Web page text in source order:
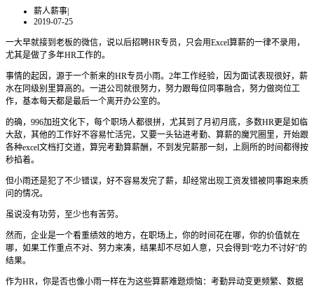
薪人薪事|
2019-07-25
一大早就接到老板的微信，说以后招聘HR专员，只会用Excel算薪的一律不录用，
尤其是做了多年HR工作的。
事情的起因，源于一个新来的HR专员小雨。2年工作经验，因为面试表现很好，薪
水在同级别里算高的。一进公司就很努力，努力跟每位同事融合，努力做岗位工
作，基本每天都是最后一个离开办公室的。
的确，996加班文化下，每个职场人都很拼，尤其到了月初月底，多数HR更是如临
大敌，其他的工作好不容易忙活完，又要一头钻进考勤、算薪的魔咒圈里，开始跟
各种excel文档打交道，算完考勤算薪酬，不到发完薪那一刻，上厕所的时间都得按
秒掐着。
但小雨还是犯了不少错误，好不容易发完了薪，却经常出现工资发错被同事跑来质
问的情况。
虽说没有功劳，至少也有苦劳。
然而，企业是一个看重绩效的地方，在职场上，你的时间花在哪，你的价值就在
哪，如果工作重点不对、努力来凑，结果却不尽如人意，只会得到“吃力不讨好”的
结果。
作为HR，你是否也像小雨一样在为这些算薪难题烦恼：考勤异动变更频繁、数据